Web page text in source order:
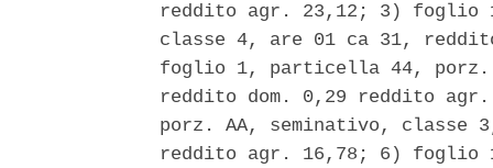
reddito agr. 23,12; 3) foglio
classe 4, are 01 ca 31,
foglio 1, particella 44, porz.
reddito dom. 0,29 reddito
porz. AA, seminativo, classe
reddito agr. 16,78; 6) foglio